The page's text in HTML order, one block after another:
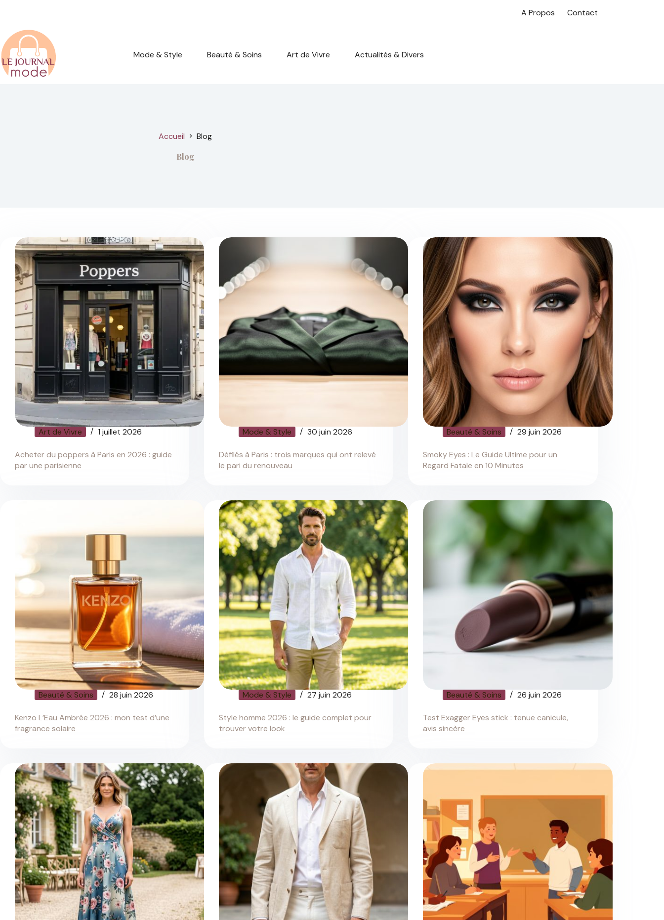
A Propos Contact
Mode & Style Beauté & Soins Art de Vivre Actualités & Divers
Accueil
Blog
Blog
Art de Vivre 1 juillet 2026
Acheter du poppers à Paris en 2026 : guide
par une parisienne
Mode & Style 30 juin 2026
Défilés à Paris : trois marques qui ont relevé
le pari du renouveau
Beauté & Soins 29 juin 2026
Smoky Eyes : Le Guide Ultime pour un
Regard Fatale en 10 Minutes
Beauté & Soins 28 juin 2026
Kenzo L’Eau Ambrée 2026 : mon test d’une
fragrance solaire
Mode & Style 27 juin 2026
Style homme 2026 : le guide complet pour
trouver votre look
Beauté & Soins 26 juin 2026
Test Exagger Eyes stick : tenue canicule,
avis sincère